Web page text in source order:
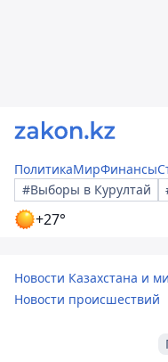
ПолитикаМирФинансы
#Выборы в Курултай
+27°
Новости Казахстана и
Новости происшествий